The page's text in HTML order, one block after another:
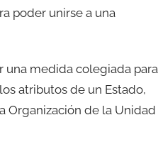
poder unirse a una
una medida colegiada para
atributos de un Estado,
Organización de la Unidad